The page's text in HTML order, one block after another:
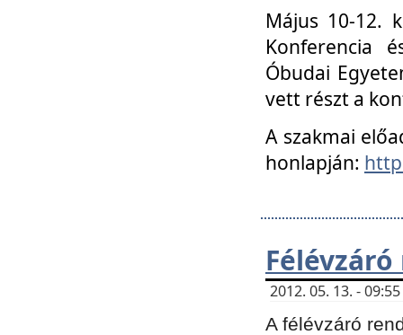
Május 10-12.
Konferencia
Óbudai
vett részt a
A szakmai
honlapján:
2012. 05. 13. -
A félévzáró